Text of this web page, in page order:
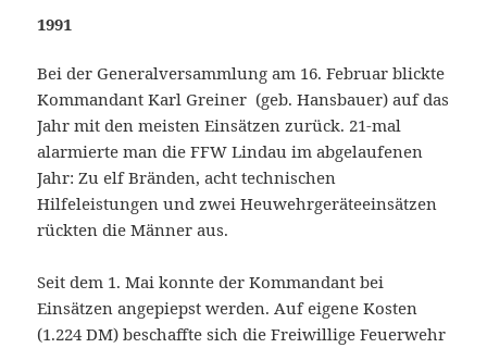
1991
Bei der Generalversammlung am 16. Februar blickte
Kommandant Karl Greiner (geb. Hansbauer) auf das
Jahr mit den meisten Einsätzen zurück. 21-mal
alarmierte man die FFW Lindau im abgelaufenen
Jahr: Zu elf Bränden, acht technischen
Hilfeleistungen und zwei Heuwehrgeräteeinsätzen
rückten die Männer aus.
Seit dem 1. Mai konnte der Kommandant bei
Einsätzen angepiepst werden. Auf eigene Kosten
(1.224 DM) beschaffte sich die Freiwillige Feuerwehr